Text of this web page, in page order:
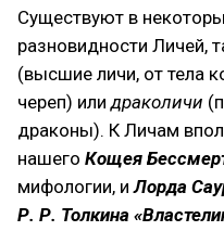
Существуют в
разновидности Личей,
(высшие личи, от тела
череп) илидраколичи
драконы). К Личам
нашего Кощея
мифологии, и Лорда
Р. Р. Толкина